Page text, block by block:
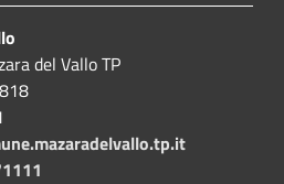
del Vallo TP